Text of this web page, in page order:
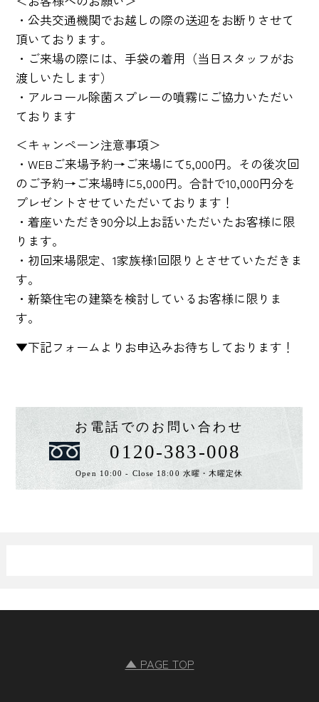
・公共交通機関でお越しの際の送迎をお断りさせて
頂いております。
・ご来場の際には、手袋の着用（当日スタッフがお
渡しいたします）
・アルコール除菌スプレーの噴霧にご協力いただい
ております
＜キャンペーン注意事項＞
・WEBご来場予約→ご来場にて5,000円。その後次回
のご予約→ご来場時に5,000円。合計で10,000円分を
プレゼントさせていただいております！
・着座いただき90分以上お話いただいたお客様に限
ります。
・初回来場限定、1家族様1回限りとさせていただきま
す。
・新築住宅の建築を検討しているお客様に限りま
す。
▼下記フォームよりお申込みお待ちしております！
お電話でのお問い合わせ
0120-383-008
Open 10:00 - Close 18:00 水曜・木曜定休
▲ PAGE TOP